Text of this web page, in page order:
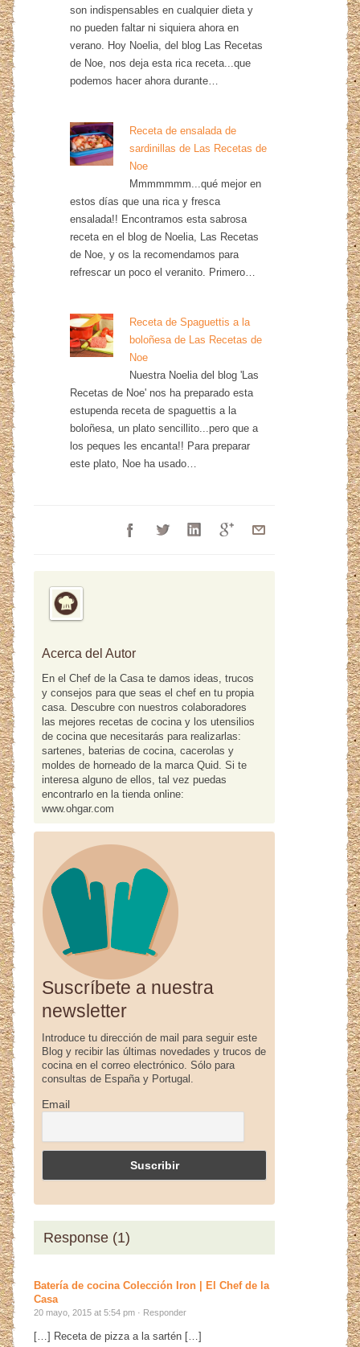
son indispensables en cualquier dieta y
no pueden faltar ni siquiera ahora en
verano. Hoy Noelia, del blog Las Recetas
de Noe, nos deja esta rica receta...que
podemos hacer ahora durante…
Receta de ensalada de
sardinillas de Las Recetas de
Noe
Mmmmmmm...qué mejor en
estos días que una rica y fresca
ensalada!! Encontramos esta sabrosa
receta en el blog de Noelia, Las Recetas
de Noe, y os la recomendamos para
refrescar un poco el veranito. Primero…
Receta de Spaguettis a la
boloñesa de Las Recetas de
Noe
Nuestra Noelia del blog 'Las
Recetas de Noe' nos ha preparado esta
estupenda receta de spaguettis a la
boloñesa, un plato sencillito...pero que a
los peques les encanta!! Para preparar
este plato, Noe ha usado…
Acerca del Autor
En el Chef de la Casa te damos ideas, trucos
y consejos para que seas el chef en tu propia
casa. Descubre con nuestros colaboradores
las mejores recetas de cocina y los utensilios
de cocina que necesitarás para realizarlas:
sartenes, baterias de cocina, cacerolas y
moldes de horneado de la marca Quid. Si te
interesa alguno de ellos, tal vez puedas
encontrarlo en la tienda online:
www.ohgar.com
Suscríbete a nuestra
newsletter
Introduce tu dirección de mail para seguir este
Blog y recibir las últimas novedades y trucos de
cocina en el correo electrónico. Sólo para
consultas de España y Portugal.
Email
Response (1)
Batería de cocina Colección Iron | El Chef de la
Casa
20 mayo, 2015 at 5:54 pm · Responder
[…] Receta de pizza a la sartén […]